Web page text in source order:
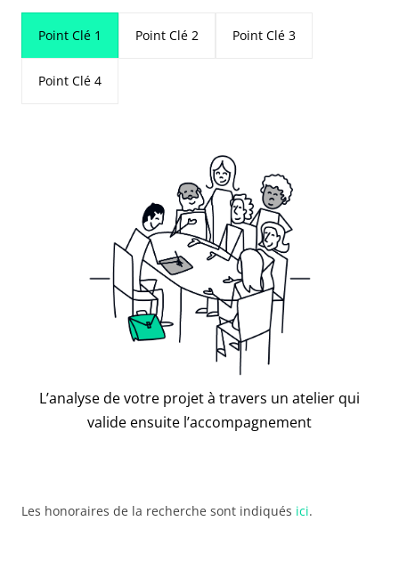
Point Clé 1 Point Clé 2 Point Clé 3
Point Clé 4
L’analyse de votre projet à travers un atelier qui
valide ensuite l’accompagnement
Les honoraires de la recherche sont indiqués ici.